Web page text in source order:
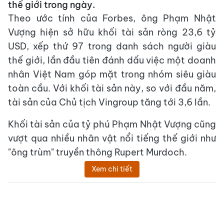
thế giới trong ngày.
Theo ước tính của Forbes, ông Phạm Nhật
Vượng hiện sở hữu khối tài sản ròng 23,6 tỷ
USD, xếp thứ 97 trong danh sách người giàu
thế giới, lần đầu tiên đánh dấu việc một doanh
nhân Việt Nam góp mặt trong nhóm siêu giàu
toàn cầu. Với khối tài sản này, so với đầu năm,
tài sản của Chủ tịch Vingroup tăng tới 3,6 lần.
Khối tài sản của tỷ phú Phạm Nhật Vượng cũng
vượt qua nhiều nhân vật nổi tiếng thế giới như
"ông trùm" truyền thông Rupert Murdoch.
Xem chi tiết